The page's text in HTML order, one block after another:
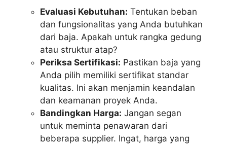
Evaluasi Kebutuhan: Tentukan beban
dan fungsionalitas yang Anda butuhkan
dari baja. Apakah untuk rangka gedung
atau struktur atap?
Periksa Sertifikasi: Pastikan baja yang
Anda pilih memiliki sertifikat standar
kualitas. Ini akan menjamin keandalan
dan keamanan proyek Anda.
Bandingkan Harga: Jangan segan
untuk meminta penawaran dari
beberapa supplier. Ingat, harga yang